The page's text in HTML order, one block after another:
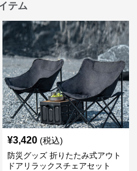
テム
¥3,420 (税込)
防災グッズ 折りたたみ式アウト
ドアリラックスチェアセット